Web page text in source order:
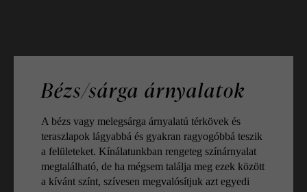
Bézs/sárga árnyalatok
A bézs vagy melegsárga árnyalatú térkövek és
teraszlapok lágyabbá és gyakran ragyogóbbá teszik
a felületeket. Kínálatunkban rengeteg színárnyalat
megtalálható, de ha mégsem találja meg ezek között
a kívánt színt, szívesen megvalósítjuk azt egyedi